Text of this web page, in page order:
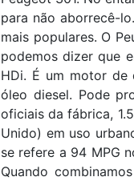
para não aborrecê-
mais populares. O
podemos dizer que
HDi. É um motor de
óleo diesel. Pode
oficiais da fábrica,
Unido) em uso
se refere a 94 MPG
Quando